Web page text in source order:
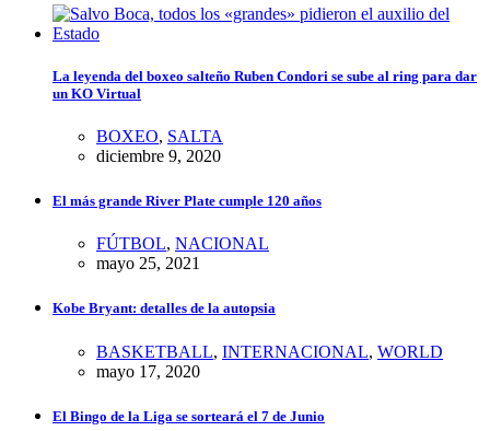
La leyenda del boxeo salteño Ruben Condori se sube al ring para dar
un KO Virtual
BOXEO, SALTA
diciembre 9, 2020
El más grande River Plate cumple 120 años
FÚTBOL, NACIONAL
mayo 25, 2021
Kobe Bryant: detalles de la autopsia
BASKETBALL, INTERNACIONAL, WORLD
mayo 17, 2020
El Bingo de la Liga se sorteará el 7 de Junio